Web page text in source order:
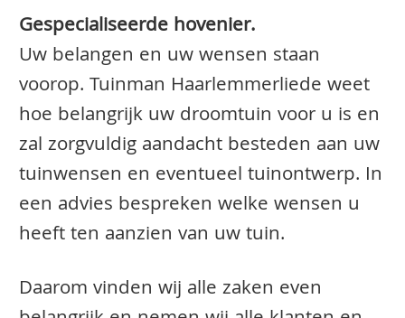
Gespecialiseerde hovenier.
Uw belangen en uw wensen staan
voorop. Tuinman Haarlemmerliede weet
hoe belangrijk uw droomtuin voor u is en
zal zorgvuldig aandacht besteden aan uw
tuinwensen en eventueel tuinontwerp. In
een advies bespreken welke wensen u
heeft ten aanzien van uw tuin.
Daarom vinden wij alle zaken even